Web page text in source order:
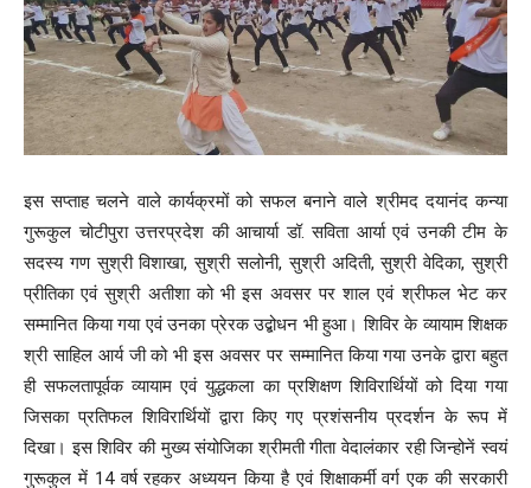
इस सप्ताह चलने वाले कार्यक्रमों को सफल बनाने वाले श्रीमद दयानंद कन्या
गुरूकुल चोटीपुरा उत्तरप्रदेश की आचार्या डॉ. सविता आर्या एवं उनकी टीम के
सदस्य गण सुश्री विशाखा, सुश्री सलोनी, सुश्री अदिती, सुश्री वेदिका, सुश्री
प्रीतिका एवं सुश्री अतीशा को भी इस अवसर पर शाल एवं श्रीफल भेट कर
सम्मानित किया गया एवं उनका प्रेरक उद्बोधन भी हुआ। शिविर के व्यायाम शिक्षक
श्री साहिल आर्य जी को भी इस अवसर पर सम्मानित किया गया उनके द्वारा बहुत
ही सफलतापूर्वक व्यायाम एवं युद्धकला का प्रशिक्षण शिविरार्थियों को दिया गया
जिसका प्रतिफल शिविरार्थियों द्वारा किए गए प्रशंसनीय प्रदर्शन के रूप में
दिखा। इस शिविर की मुख्य संयोजिका श्रीमती गीता वेदालंकार रही जिन्होनें स्वयं
गुरूकुल में 14 वर्ष रहकर अध्ययन किया है एवं शिक्षाकर्मी वर्ग एक की सरकारी